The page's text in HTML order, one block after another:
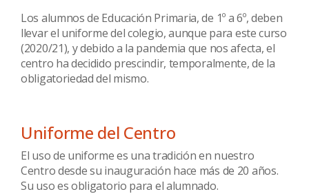
Los alumnos de Educación Primaria, de 1º a 6º, deben
llevar el uniforme del colegio, aunque para este curso
(2020/21), y debido a la pandemia que nos afecta, el
centro ha decidido prescindir, temporalmente, de la
obligatoriedad del mismo.
Uniforme del Centro
El uso de uniforme es una tradición en nuestro
Centro desde su inauguración hace más de 20 años.
Su uso es obligatorio para el alumnado.